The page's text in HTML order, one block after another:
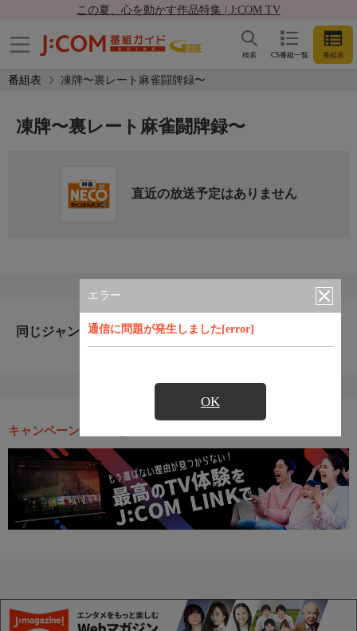
この夏、心を動かす作品特集 | J:COM TV
CS番組一覧 番組表
検索
番組表 凍牌〜裏レート麻雀闘牌録〜
エラー
通信に問題が発生しました[error]
OK
凍牌〜裏レート麻雀闘牌録〜
直近の放送予定はありません
同じジャンルのおすすめ番組
キャンペーン・お得な情報